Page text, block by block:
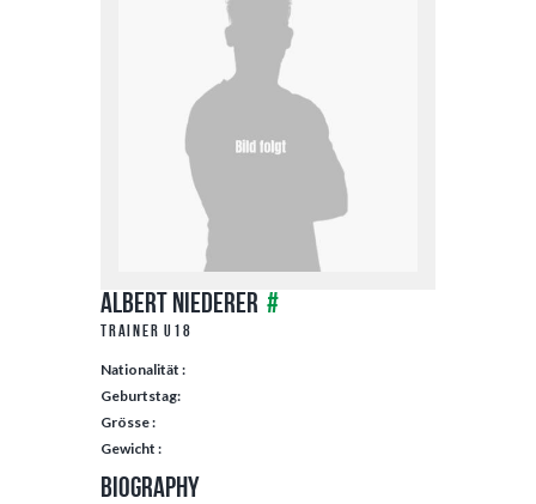
Albert Niederer #
Trainer U18
Nationalität :
Geburtstag:
Grösse :
Gewicht :
Biography